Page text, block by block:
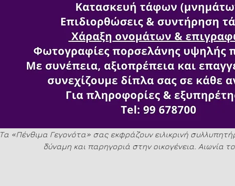
Τα «Πένθιμα Γεγονότα» σας εκφράζουν ειλικρινή
δύναμη και παρηγοριά στην οικογένεια. Αιωνία